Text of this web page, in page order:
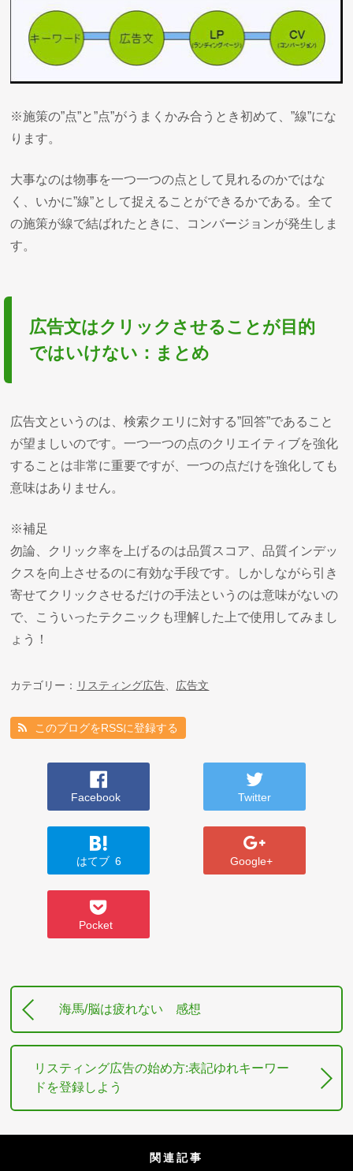
※施策の”点”と”点”がうまくかみ合うとき初めて、”線”にな
ります。
大事なのは物事を一つ一つの点として見れるのかではな
く、いかに”線”として捉えることができるかである。全て
の施策が線で結ばれたときに、コンバージョンが発生しま
す。
広告文はクリックさせることが目的
ではいけない：まとめ
広告文というのは、検索クエリに対する”回答”であること
が望ましいのです。一つ一つの点のクリエイティブを強化
することは非常に重要ですが、一つの点だけを強化しても
意味はありません。
※補足
勿論、クリック率を上げるのは品質スコア、品質インデッ
クスを向上させるのに有効な手段です。しかしながら引き
寄せてクリックさせるだけの手法というのは意味がないの
で、こういったテクニックも理解した上で使用してみまし
ょう！
カテゴリー： リスティング広告 広告文
このブログをRSSに登録する
Facebook Twitter
はてブ 6 Google+
Pocket
海馬/脳は疲れない 感想
リスティング広告の始め方:表記ゆれキーワー
ドを登録しよう
関連記事